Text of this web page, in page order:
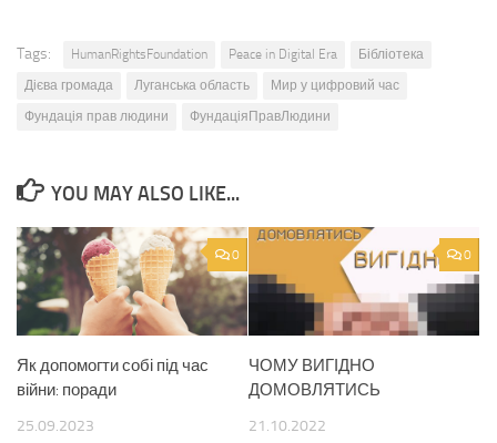
Tags: HumanRightsFoundation Peace in Digital Era
Бібліотека
Дієва громада
Луганська область
Мир у цифровий час
Фундація прав людини
ФундаціяПравЛюдини
YOU MAY ALSO LIKE...
0
Як допомогти собі під час
війни: поради
25.09.2023
0
ЧОМУ ВИГІДНО
ДОМОВЛЯТИСЬ
21.10.2022